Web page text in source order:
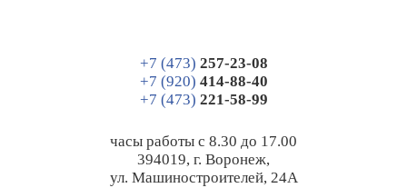
+7 (473) 257-23-08
+7 (920) 414-88-40
+7 (473) 221-58-99
часы работы с 8.30 до 17.00
394019, г. Воронеж,
ул. Машиностроителей, 24А